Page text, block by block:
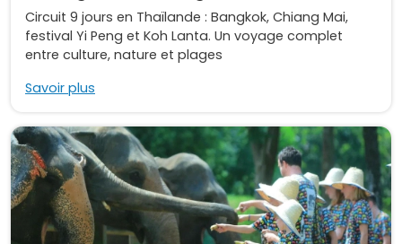
Circuit 9 jours en Thaïlande : Bangkok, Chiang Mai,
festival Yi Peng et Koh Lanta. Un voyage complet
entre culture, nature et plages
Savoir plus